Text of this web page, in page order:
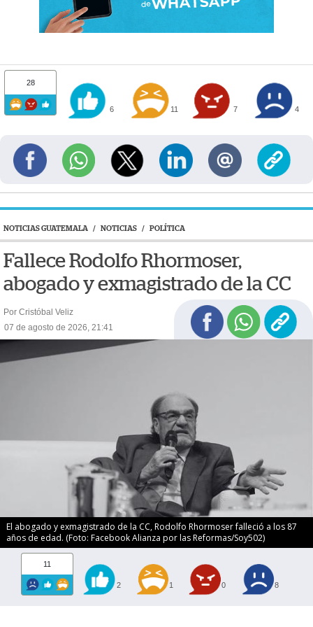
28
6 11 7 4
NOTICIAS GUATEMALA / NOTICIAS / POLÍTICA
Fallece Rodolfo Rhormoser,
abogado y exmagistrado de la CC
Por Cristóbal Veliz
07 de agosto de 2026, 21:41
El abogado y exmagistrado de la CC, Rodolfo Rhormoser falleció a los 87
años de edad. (Foto: Facebook Alianza por las Reformas/Soy502)
11
2 1 0 8